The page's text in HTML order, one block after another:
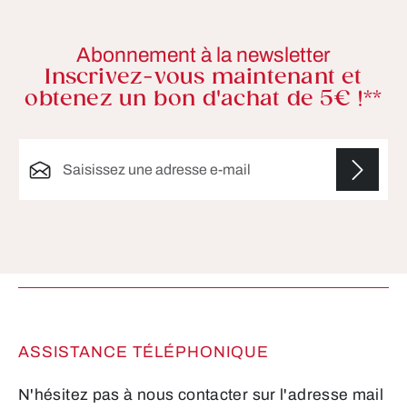
Abonnement à la newsletter
Inscrivez-vous maintenant et
obtenez un bon d'achat de 5€ !**
ASSISTANCE TÉLÉPHONIQUE
N'hésitez pas à nous contacter sur l'adresse mail